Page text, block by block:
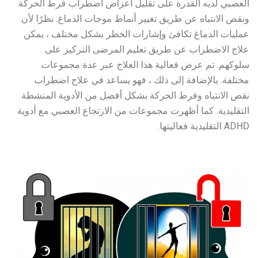
العصبي لديه القدرة على تقليل أعراض اضطراب فرط الحركة
ونقص الانتباه عن طريق تغيير أنماط موجات الدماغ. نظرًا لأن
عمليات الدماغ تكافئ وإشارات الخطر بشكل مختلف ، يمكن
علاج الاضطراب عن طريق تعليم المرضى التركيز على
سلوكهم. تم عرض فعالية هذا العلاج عبر عدة مجموعات
مختلفة. بالإضافة إلى ذلك ، فهو يساعد في علاج اضطراب
نقص الانتباه وفرط الحركة بشكل أفضل من الأدوية المنشطة
التقليدية. كما أظهرت مجموعات من الارتجاع العصبي مع أدوية
ADHD التقليدية فعاليتها.